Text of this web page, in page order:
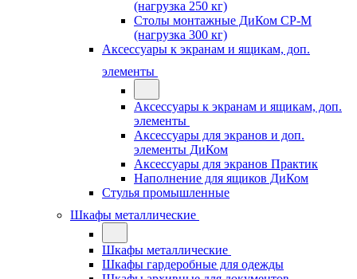
(нагрузка 250 кг)
Столы монтажные ДиКом СР-М
(нагрузка 300 кг)
Аксессуары к экранам и ящикам, доп.
элементы
Аксессуары к экранам и ящикам, доп.
элементы
Аксессуары для экранов и доп.
элементы ДиКом
Аксессуары для экранов Практик
Наполнение для ящиков ДиКом
Стулья промышленные
Шкафы металлические
Шкафы металлические
Шкафы гардеробные для одежды